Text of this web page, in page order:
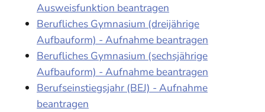
Ausweisfunktion beantragen
Berufliches Gymnasium (dreijährige
Aufbauform) - Aufnahme beantragen
Berufliches Gymnasium (sechsjährige
Aufbauform) - Aufnahme beantragen
Berufseinstiegsjahr (BEJ) - Aufnahme
beantragen